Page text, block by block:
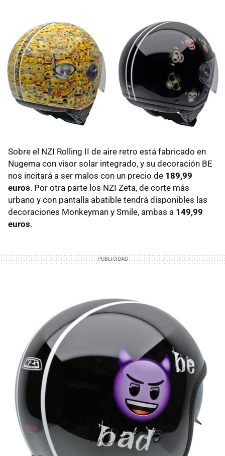
Sobre el NZI Rolling II de aire retro está fabricado en
Nugema con visor solar integrado, y su decoración BE
nos incitará a ser malos con un precio de 189,99
euros. Por otra parte los NZI Zeta, de corte más
urbano y con pantalla abatible tendrá disponibles las
decoraciones Monkeyman y Smile, ambas a 149,99
euros.